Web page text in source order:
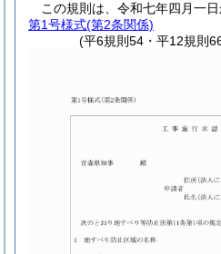
この規則は、令和七年四月一日
第1号様式(第2条関係)
(平6規則54・平12規則